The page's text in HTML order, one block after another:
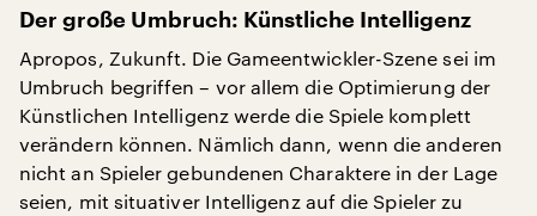
Der große Umbruch: Künstliche Intelligenz
Apropos, Zukunft. Die Gameentwickler-Szene sei im
Umbruch begriffen – vor allem die Optimierung der
Künstlichen Intelligenz werde die Spiele komplett
verändern können. Nämlich dann, wenn die anderen
nicht an Spieler gebundenen Charaktere in der Lage
seien, mit situativer Intelligenz auf die Spieler zu